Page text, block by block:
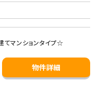
マンションタイプ☆
物件詳細